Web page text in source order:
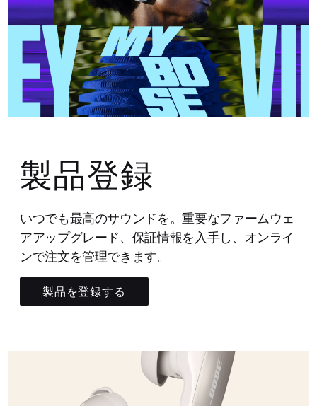
製品登録
いつでも最高のサウンドを。重要なファームウェ
アアップグレード、保証情報を入手し、オンライ
ンで注文を管理できます。
製品を登録する